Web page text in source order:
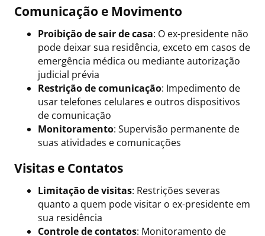
Comunicação e Movimento
Proibição de sair de casa: O ex-presidente não
pode deixar sua residência, exceto em casos de
emergência médica ou mediante autorização
judicial prévia
Restrição de comunicação: Impedimento de
usar telefones celulares e outros dispositivos
de comunicação
Monitoramento: Supervisão permanente de
suas atividades e comunicações
Visitas e Contatos
Limitação de visitas: Restrições severas
quanto a quem pode visitar o ex-presidente em
sua residência
Controle de contatos: Monitoramento de